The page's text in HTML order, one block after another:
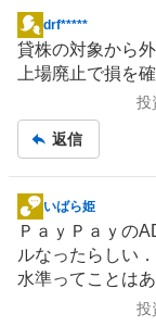
掲
示
板
drf*****
貸株の対象から
上場廃止で損を
投
返信
掲
示
板
記
いばら姫
ＰａｙＰａｙの
ルなったらしい
水準ってことは
投